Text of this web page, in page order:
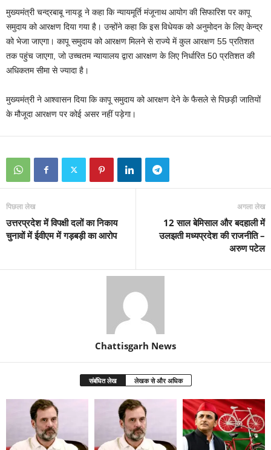
मुख्यमंत्री चन्द्रबाबू नायडू ने कहा कि न्यायमूर्ति मंजूनाथ आयोग की सिफारिश पर कापू
समुदाय को आरक्षण दिया गया है। उन्होंने कहा कि इस विधेयक को अनुमोदन के लिए केन्द्र
को भेजा जाएगा। कापू समुदाय को आरक्षण मिलने से राज्ये में कुल आरक्षण 55 प्रतिशत
तक पहुंच जाएगा, जो उच्चतम न्यायालय द्वारा आरक्षण के लिए निर्धारित 50 प्रतिशत की
अधिकतम सीमा से ज्यादा है।
मुख्यमंत्री ने आश्वासन दिया कि कापू समुदाय को आरक्षण देने के फैसले से पिछड़ी जातियों
के मौजूदा आरक्षण पर कोई असर नहीं पड़ेगा।
पिछला लेख
उत्तरप्रदेश में विपक्षी दलों का निकाय
चुनावों में ईवीएम में गड़बड़ी का आरोप
अगला लेख
12 साल बेमिसाल और बदहाली में
उलझती मध्यप्रदेश की राजनीति –
अरुण पटेल
Chattisgarh News
संबंधित लेख लेखक से और अधिक